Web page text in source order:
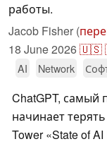
работы.
Jacob Fisher (
18 June 2026🇺🇸
AI Network
ChatGPT,
начинает
Tower «State of